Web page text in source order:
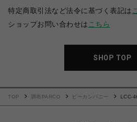
特定商取引法など法令に基づく表記は
ショップお問い合わせは こちら
SHOP TOP
TOP 調布PARCO ビーカンパニー LCC-